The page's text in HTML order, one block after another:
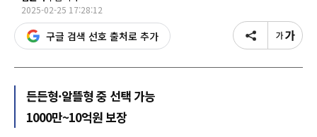
2025-02-25 17:28:12
구글 검색 선호 출처로 추가
든든형·알뜰형 중 선택 가능
1000만~10억원 보장